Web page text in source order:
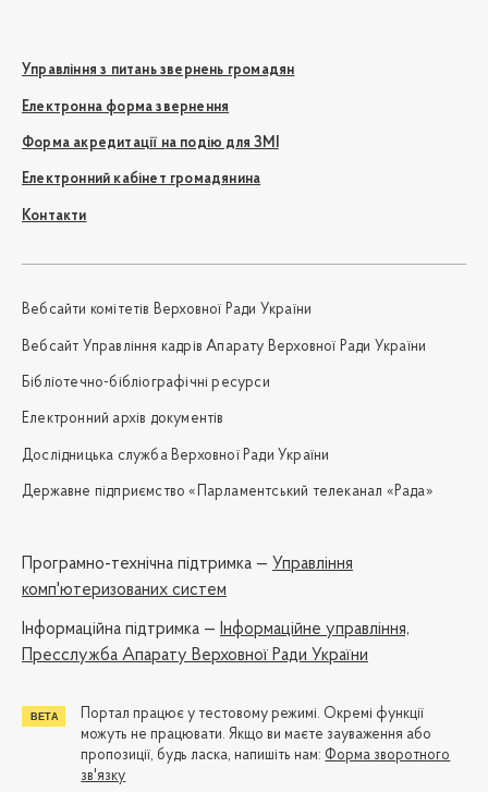
Управління з питань звернень громадян
Електронна форма звернення
Форма акредитації на подію для ЗМІ
Електронний кабінет громадянина
Контакти
Вебсайти комітетів Верховної Ради України
Вебсайт Управління кадрів Апарату Верховної Ради України
Бібліотечно-бібліографічні ресурси
Електронний архів документів
Дослідницька служба Верховної Ради України
Державне підприємство «Парламентський телеканал «Рада»
Програмно-технічна підтримка — Управління
комп'ютеризованих систем
Iнформаційна підтримка — Інформаційне управління,
Пресслужба Апарату Верховної Ради України
Портал працює у тестовому режимі. Окремі функції
можуть не працювати. Якщо ви маєте зауваження або
пропозиції, будь ласка, напишіть нам: Форма зворотного
зв'язку